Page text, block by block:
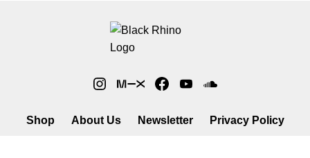
Shop About Us Newsletter Privacy Policy